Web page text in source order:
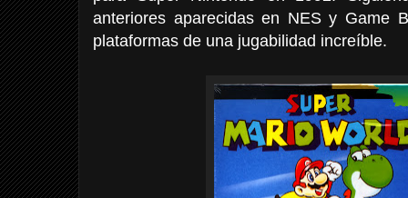
anteriores aparecidas en NES y Game
plataformas de una jugabilidad increíble.